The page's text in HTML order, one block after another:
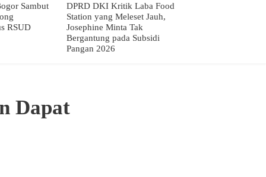
Sambut
RSUD
DPRD DKI Kritik Laba Food
Station yang Meleset Jauh,
Josephine Minta Tak
Bergantung pada Subsidi
Pangan 2026
Dapat